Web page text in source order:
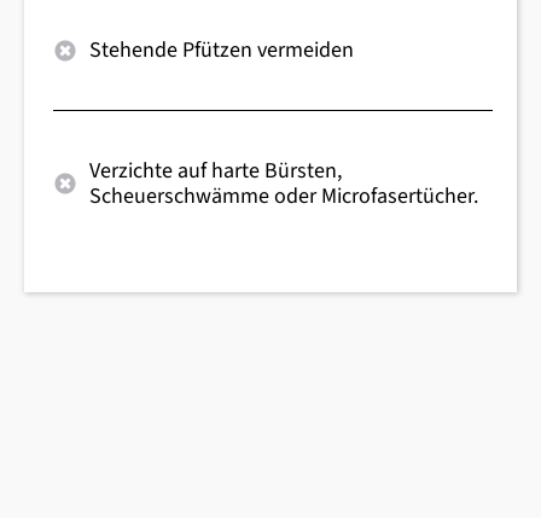
Stehende Pfützen vermeiden
Verzichte auf harte Bürsten,
Scheuerschwämme oder Microfasertücher.